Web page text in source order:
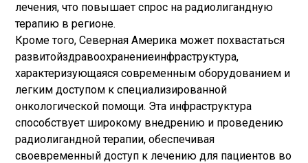
лечения, что повышает спрос на радиолигандную
терапию в регионе.
Кроме того, Северная Америка может похвастаться
развитойздравоохранениеинфраструктура,
характеризующаяся современным оборудованием и
легким доступом к специализированной
онкологической помощи. Эта инфраструктура
способствует широкому внедрению и проведению
радиолигандной терапии, обеспечивая
своевременный доступ к лечению для пациентов во